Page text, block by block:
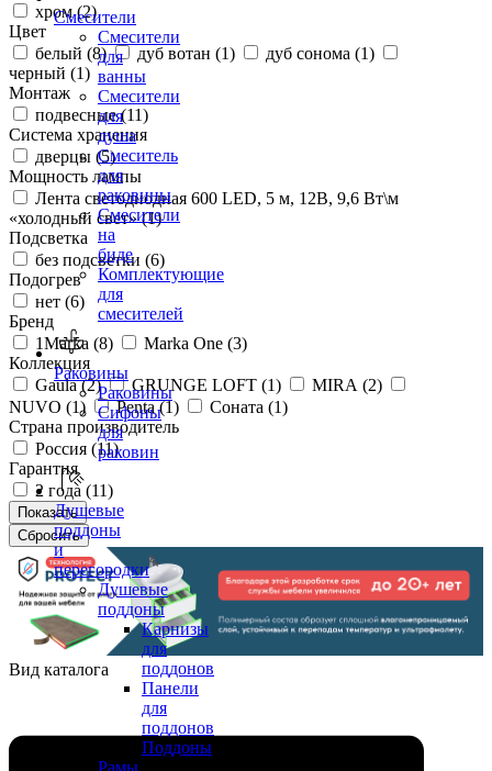
Смесители
Смесители
для
ванны
Смесители
для
душа
Смеситель
для
раковины
Смесители
на
биде
Комплектующие
для
смесителей
Раковины
Раковины
Сифоны
для
раковин
Душевые
поддоны
и
перегородки
Душевые
поддоны
Карнизы
для
поддонов
Панели
для
поддонов
Поддоны
хром (2)
Цвет
белый (8) дуб вотан (1) дуб сонома (1)
черный (1)
Монтаж
подвесные (11)
Система хранения
дверцы (5)
Мощность лампы
Лента светодиодная 600 LED, 5 м, 12В, 9,6 Вт\м
«холодный свет» (1)
Подсветка
без подсветки (6)
Подогрев
нет (6)
Бренд
1Marka (8) Marka One (3)
Коллекция
Gaula (2) GRUNGE LOFT (1) MIRA (2)
NUVO (1) Penta (1) Соната (1)
Страна производитель
Россия (11)
Гарантия
2 года (11)
Вид каталога